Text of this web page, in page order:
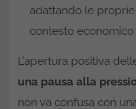
adattando le
contesto economico
L’apertura positiva
una pausa alla
non va confusa con